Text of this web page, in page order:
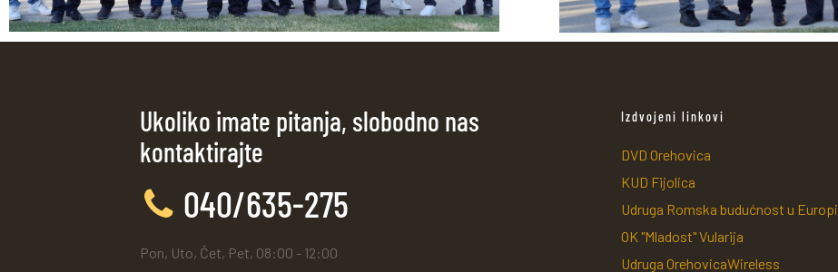
Ukoliko imate pitanja, slobodno nas
kontaktirajte
040/635-275
Pon, Uto, Čet, Pet, 08:00 - 12:00
Izdvojeni linkovi
DVD Orehovica
KUD Fijolica
Udruga Romska budućnost u Europi
OK "Mladost" Vularija
Udruga OrehovicaWireless